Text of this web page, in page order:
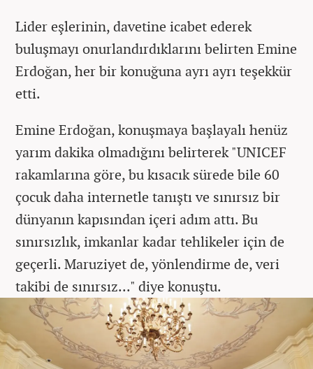
Lider eşlerinin, davetine icabet ederek
buluşmayı onurlandırdıklarını belirten Emine
Erdoğan, her bir konuğuna ayrı ayrı teşekkür
etti.
Emine Erdoğan, konuşmaya başlayalı henüz
yarım dakika olmadığını belirterek "UNICEF
rakamlarına göre, bu kısacık sürede bile 60
çocuk daha internetle tanıştı ve sınırsız bir
dünyanın kapısından içeri adım attı. Bu
sınırsızlık, imkanlar kadar tehlikeler için de
geçerli. Maruziyet de, yönlendirme de, veri
takibi de sınırsız..." diye konuştu.